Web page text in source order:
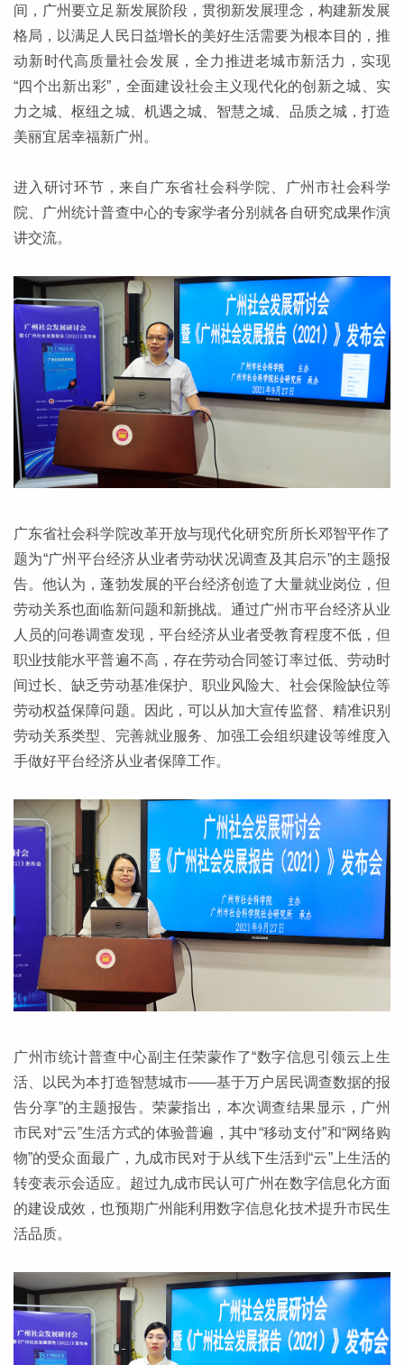
间，广州要立足新发展阶段，贯彻新发展理念，构建新发展
格局，以满足人民日益增长的美好生活需要为根本目的，推
动新时代高质量社会发展，全力推进老城市新活力，实现
“四个出新出彩”，全面建设社会主义现代化的创新之城、实
力之城、枢纽之城、机遇之城、智慧之城、品质之城，打造
美丽宜居幸福新广州。
进入研讨环节，来自广东省社会科学院、广州市社会科学
院、广州统计普查中心的专家学者分别就各自研究成果作演
讲交流。
广东省社会科学院改革开放与现代化研究所所长邓智平作了
题为“广州平台经济从业者劳动状况调查及其启示”的主题报
告。他认为，蓬勃发展的平台经济创造了大量就业岗位，但
劳动关系也面临新问题和新挑战。通过广州市平台经济从业
人员的问卷调查发现，平台经济从业者受教育程度不低，但
职业技能水平普遍不高，存在劳动合同签订率过低、劳动时
间过长、缺乏劳动基准保护、职业风险大、社会保险缺位等
劳动权益保障问题。因此，可以从加大宣传监督、精准识别
劳动关系类型、完善就业服务、加强工会组织建设等维度入
手做好平台经济从业者保障工作。
广州市统计普查中心副主任荣蒙作了“数字信息引领云上生
活、以民为本打造智慧城市——基于万户居民调查数据的报
告分享”的主题报告。荣蒙指出，本次调查结果显示，广州
市民对“云”生活方式的体验普遍，其中“移动支付”和“网络购
物”的受众面最广，九成市民对于从线下生活到“云”上生活的
转变表示会适应。超过九成市民认可广州在数字信息化方面
的建设成效，也预期广州能利用数字信息化技术提升市民生
活品质。